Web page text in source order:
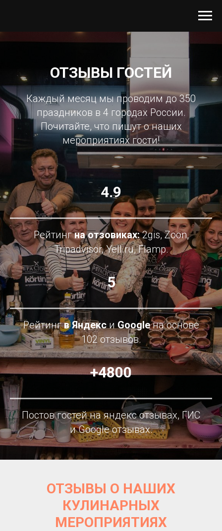
ОТЗЫВЫ ГОСТЕЙ
Каждый месяц мы проводим до 350
праздников в 4 городах России.
Почитайте, что пишут о наших
мероприятиях гости!
4.9
Рейтингна отзовиках:2gis, Zoon,
Tripadvisor, Yell.ru, Flamp.
5
Рейтингв ЯндексиGoogleна основе
102 отзывов.
+4800
Постов гостей на яндекс отзывах, ГИС
и Google отзывах.
ОТЗЫВЫ О НАШИХ
КУЛИНАРНЫХ
МЕРОПРИЯТИЯХ